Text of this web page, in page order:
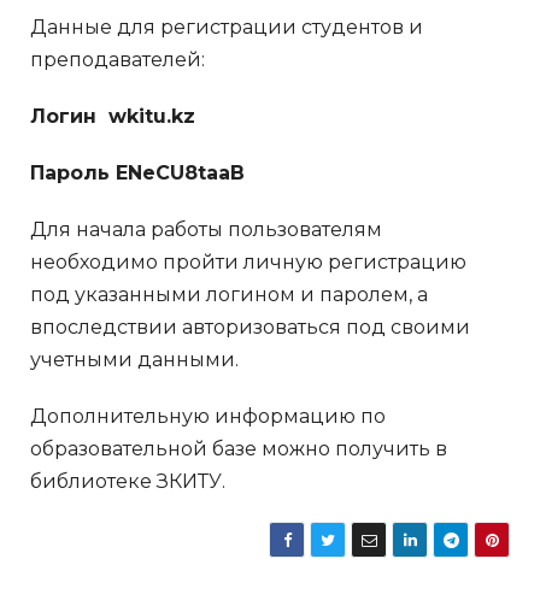
Данные для регистрации студентов и
преподавателей:
Логин wkitu.kz
Пароль ENeCU8taaB
Для начала работы пользователям
необходимо пройти личную регистрацию
под указанными логином и паролем, а
впоследствии авторизоваться под своими
учетными данными.
Дополнительную информацию по
образовательной базе можно получить в
библиотеке ЗКИТУ.